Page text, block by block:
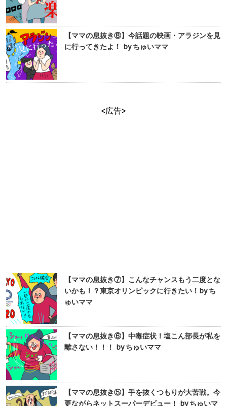
【ママの息抜き⑧】今話題の映画・アラジンを見
に行ってきたよ！ by ちゅいママ
<広告>
【ママの息抜き⑦】こんなチャンスもう二度とな
いかも！？東京オリンピックに行きたい！by ち
ゅいママ
【ママの息抜き⑥】中毒症状！塩こん部長が私を
離さない！！！ by ちゅいママ
【ママの息抜き⑤】手を抜くつもりが大苦戦。今
更ながらネットスーパーデビュー！ by ちゅいマ